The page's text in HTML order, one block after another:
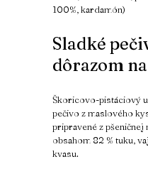
100%, kardamón)
Sladké
dôrazom
Škoricovo-pistáciový
pečivo z maslového
pripravené z pšeničnej
obsahom 82 % tuku,
kvasu.